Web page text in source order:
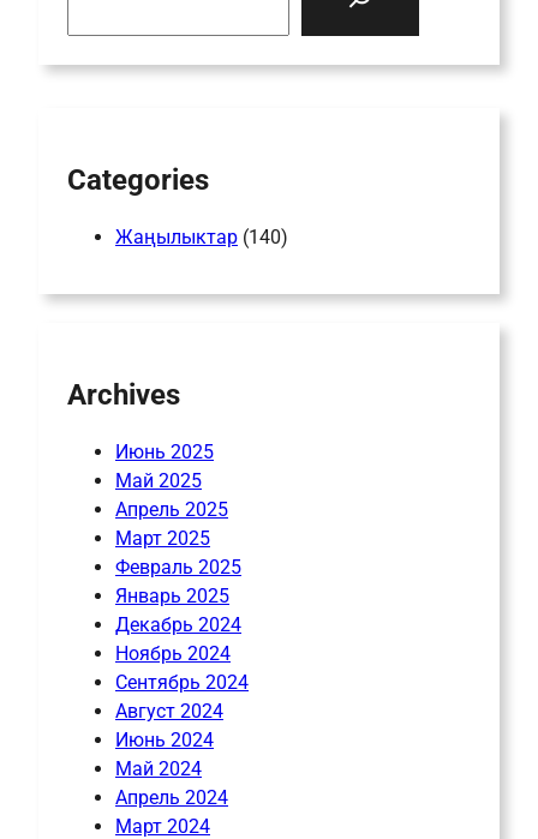
Categories
Жаңылыктар (140)
Archives
Июнь 2025
Май 2025
Апрель 2025
Март 2025
Февраль 2025
Январь 2025
Декабрь 2024
Ноябрь 2024
Сентябрь 2024
Август 2024
Июнь 2024
Май 2024
Апрель 2024
Март 2024